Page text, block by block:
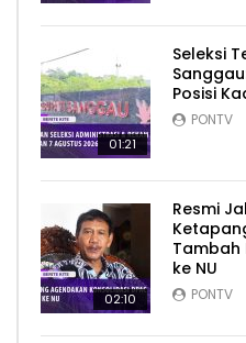
01:21
Seleksi
Posisi
PONTV
02:10
Resmi
Tambah
ke NU
PONTV